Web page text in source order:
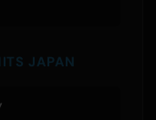
JAPAN